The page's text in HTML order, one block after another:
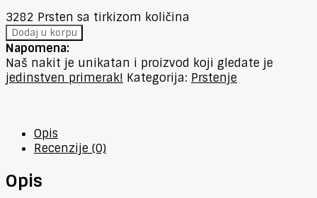
3282 Prsten sa tirkizom količina
Dodaj u korpu
Napomena:
Naš nakit je unikatan i proizvod koji gledate je
jedinstven primerak! Kategorija: Prstenje
Opis
Recenzije (0)
Opis